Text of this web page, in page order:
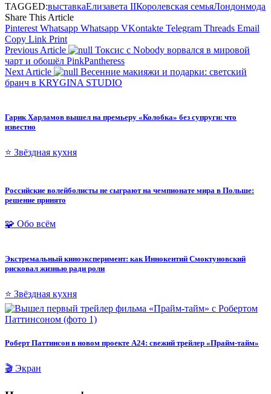
TAGGED:выставкаЕлизавета IIКоролевская семьяЛондонмода
Share This Article
Pinterest Whatsapp Whatsapp VKontakte Telegram Threads Email
Copy Link Print
Previous Article
Токсис с Nobody ворвался в мировой
чарт и обошёл PinkPantheress
Next Article
Весенние макияжи и подарки: светский
бранч в KRYGINA STUDIO
Гарик Харламов вышел на премьеру «Колобка» без супруги: что
известно
⭐ Звёздная кухня
Российские волейболисты не сыграют на чемпионате мира в Польше:
решение принято
🧩 Обо всём
Экстремальный киноэксперимент: как Иннокентий Смоктуновский
рисковал жизнью ради роли
⭐ Звёздная кухня
Роберт Паттинсон в новом проекте A24: свежий трейлер «Прайм-тайм»
🎬 Экран